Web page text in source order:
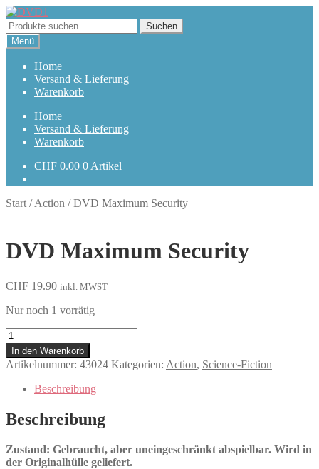
Zur
Navigation
springen
Zum
Inhalt
springen
Suchen
nach:
Suchen
Menü
Home
Versand & Lieferung
Warenkorb
Home
Versand & Lieferung
Warenkorb
CHF 0.00 0 Artikel
Start /Action /DVD Maximum Security
DVD Maximum Security
CHF 19.90 inkl. MWST
Nur noch 1 vorrätig
Maximum
Security
Menge
In den Warenkorb
Artikelnummer: 43024 Kategorien: Action, Science-Fiction
Beschreibung
Beschreibung
Zustand: Gebraucht, aber uneingeschränkt abspielbar. Wird in
der Originalhülle geliefert.